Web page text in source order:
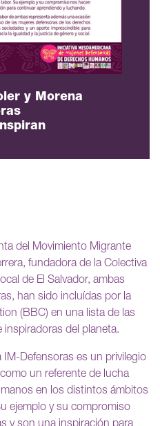
y Morena
del Movimiento Migrante
fundadora de la Colectiva
de El Salvador, ambas
han sido incluídas por la
(BBC) en una lista de las
inspiradoras del planeta.
Defensoras es un privilegio
un referente de lucha
en los distintos ámbitos
ejemplo y su compromiso